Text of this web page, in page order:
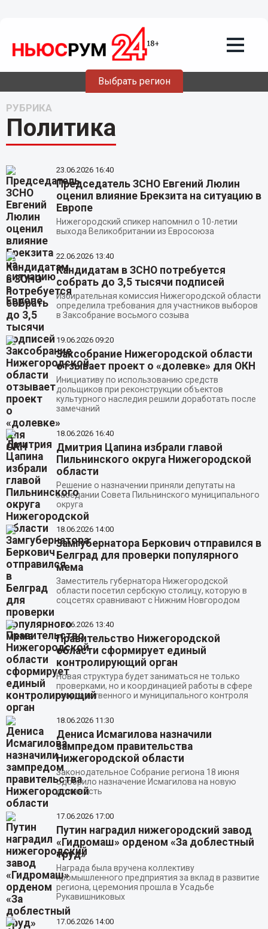
Выбрать регион
РУБРИКА
Политика
23.06.2026 16:40
Председатель ЗСНО Евгений Люлин
оценил влияние Брекзита на ситуацию в
Европе
Нижегородский спикер напомнил о 10-летии
выхода Великобритании из Евросоюза
22.06.2026 13:40
Кандидатам в ЗСНО потребуется
собрать до 3,5 тысячи подписей
Избирательная комиссия Нижегородской области
определила требования для участников выборов
в Заксобрание восьмого созыва
19.06.2026 09:20
Заксобрание Нижегородской области
отзывает проект о «долевке» для ОКН
Инициативу по использованию средств
дольщиков при реконструкции объектов
культурного наследия решили доработать после
замечаний
18.06.2026 16:40
Дмитрия Цапина избрали главой
Пильнинского округа Нижегородской
области
Решение о назначении приняли депутаты на
заседании Совета Пильнинского муниципального
округа
18.06.2026 14:00
Замгубернатора Беркович отправился в
Белград для проверки популярного
мема
Заместитель губернатора Нижегородской
области посетил сербскую столицу, которую в
соцсетях сравнивают с Нижним Новгородом
18.06.2026 13:40
Правительство Нижегородской
области сформирует единый
контролирующий орган
Новая структура будет заниматься не только
проверками, но и координацией работы в сфере
государственного и муниципального контроля
18.06.2026 11:30
Дениса Исмагилова назначили
зампредом правительства
Нижегородской области
Законодательное Собрание региона 18 июня
одобрило назначение Исмагилова на новую
должность
17.06.2026 17:00
Путин наградил нижегородский завод
«Гидромаш» орденом «За доблестный
труд»
Награда была вручена коллективу
промышленного предприятия за вклад в развитие
региона, церемония прошла в Усадьбе
Рукавишниковых
17.06.2026 14:00